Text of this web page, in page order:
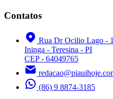
Contatos
Rua Dr Ocilio Lago -
Ininga - Teresina - PI
CEP - 64049765
(86) 9 8874-3185